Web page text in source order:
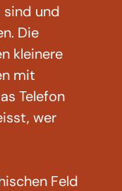
und
Die
kleinere
mit
Telefon
wer
Feld